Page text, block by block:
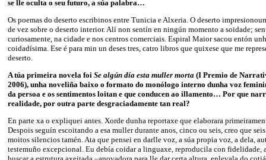
se lle oculta o seu futuro, a súa palabra…
Os poemas do deserto escribinos entre Tunicia e Alxeria. O deserto
de vez sobre o deserto interior. Alí non sentín en ningún momento a soidade;
curiosamente, na cidade e nos centros comerciais. Espiral Maior sacou entón
coidadísima. Ese é para min un deses tres, catro libros que quixese que me
deserto.
A túa primeira novela foi Se algún día esta muller morta (I Premio de
2006), unha noveliña baixo o formato do monólogo interno dunha voz
da persoa e os sentimentos loitan e que conducen ao illamento… Por que
realidade, por outra parte desgraciadamente tan real?
En parte xa o expliquei antes. Xorde dunha reportaxe que elaborara
Despois seguín escoitando a esa muller durante anos, cinco ou seis, creo que
moitos silencios tamén. Ata que pensei en darlle voz, a súa propia voz, a dela,
testemuño excepcional. Eu debía coidar a linguaxe, reproducila con fidelidade,